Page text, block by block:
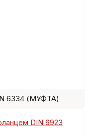
6334 (МУФТА)